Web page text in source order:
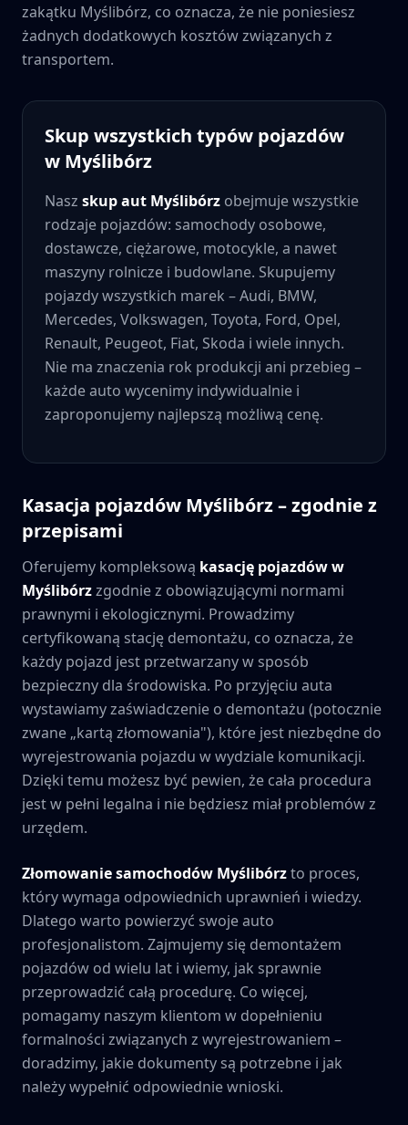
zakątku Myślibórz, co oznacza, że nie poniesiesz
żadnych dodatkowych kosztów związanych z
transportem.
Skup wszystkich typów pojazdów
w Myślibórz
Nasz skup aut Myślibórz obejmuje wszystkie
rodzaje pojazdów: samochody osobowe,
dostawcze, ciężarowe, motocykle, a nawet
maszyny rolnicze i budowlane. Skupujemy
pojazdy wszystkich marek – Audi, BMW,
Mercedes, Volkswagen, Toyota, Ford, Opel,
Renault, Peugeot, Fiat, Skoda i wiele innych.
Nie ma znaczenia rok produkcji ani przebieg –
każde auto wycenimy indywidualnie i
zaproponujemy najlepszą możliwą cenę.
Kasacja pojazdów Myślibórz– zgodnie z
przepisami
Oferujemy kompleksową kasację pojazdów w
Myślibórzzgodnie z obowiązującymi normami
prawnymi i ekologicznymi. Prowadzimy
certyfikowaną stację demontażu, co oznacza, że
każdy pojazd jest przetwarzany w sposób
bezpieczny dla środowiska. Po przyjęciu auta
wystawiamy zaświadczenie o demontażu (potocznie
zwane „kartą złomowania"), które jest niezbędne do
wyrejestrowania pojazdu w wydziale komunikacji.
Dzięki temu możesz być pewien, że cała procedura
jest w pełni legalna i nie będziesz miał problemów z
urzędem.
Złomowanie samochodów Myślibórzto proces,
który wymaga odpowiednich uprawnień i wiedzy.
Dlatego warto powierzyć swoje auto
profesjonalistom. Zajmujemy się demontażem
pojazdów od wielu lat i wiemy, jak sprawnie
przeprowadzić całą procedurę. Co więcej,
pomagamy naszym klientom w dopełnieniu
formalności związanych z wyrejestrowaniem –
doradzimy, jakie dokumenty są potrzebne i jak
należy wypełnić odpowiednie wnioski.